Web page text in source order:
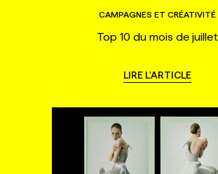
CAMPAGNES ET CRÉATIVITÉ
Top 10 du mois de juillet
LIRE L'ARTICLE